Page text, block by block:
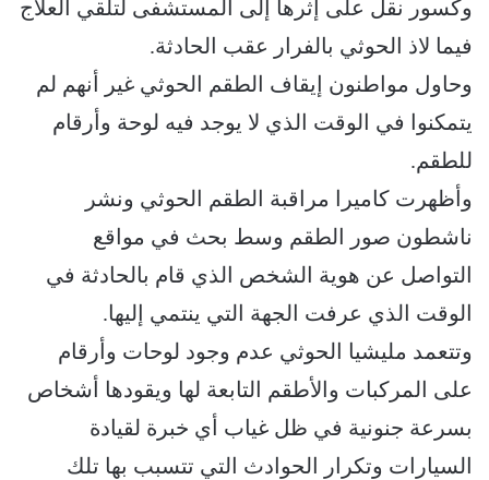
وكسور نقل على إثرها إلى المستشفى لتلقي العلاج
فيما لاذ الحوثي بالفرار عقب الحادثة.
وحاول مواطنون إيقاف الطقم الحوثي غير أنهم لم
يتمكنوا في الوقت الذي لا يوجد فيه لوحة وأرقام
للطقم.
وأظهرت كاميرا مراقبة الطقم الحوثي ونشر
ناشطون صور الطقم وسط بحث في مواقع
التواصل عن هوية الشخص الذي قام بالحادثة في
الوقت الذي عرفت الجهة التي ينتمي إليها.
وتتعمد مليشيا الحوثي عدم وجود لوحات وأرقام
على المركبات والأطقم التابعة لها ويقودها أشخاص
بسرعة جنونية في ظل غياب أي خبرة لقيادة
السيارات وتكرار الحوادث التي تتسبب بها تلك